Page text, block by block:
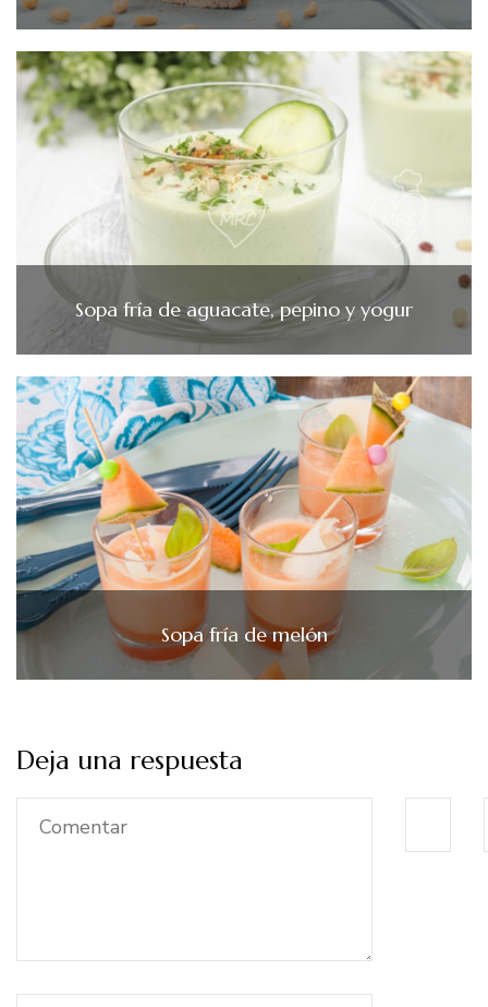
Sopa fría de aguacate, pepino y yogur
Sopa fría de melón
Deja una respuesta